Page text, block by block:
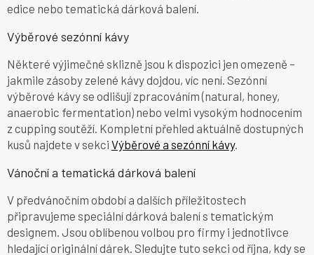
edice nebo tematická dárková balení.
Výběrové sezónní kávy
Některé výjimečné sklizně jsou k dispozici jen omezeně –
jakmile zásoby zelené kávy dojdou, víc není. Sezónní
výběrové kávy se odlišují zpracováním (natural, honey,
anaerobic fermentation) nebo velmi vysokým hodnocením
z cupping soutěží. Kompletní přehled aktuálně dostupných
kusů najdete v sekci Výběrové a sezónní kávy.
Vánoční a tematická dárková balení
V předvánočním období a dalších příležitostech
připravujeme speciální dárková balení s tematickým
designem. Jsou oblíbenou volbou pro firmy i jednotlivce
hledající originální dárek. Sledujte tuto sekci od října, kdy se